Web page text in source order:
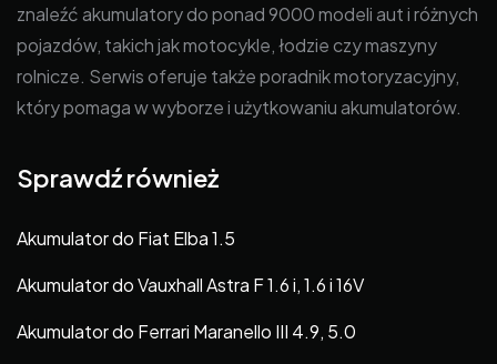
znaleźć akumulatory do ponad 9000 modeli aut i różnych
pojazdów, takich jak motocykle, łodzie czy maszyny
rolnicze. Serwis oferuje także poradnik motoryzacyjny,
który pomaga w wyborze i użytkowaniu akumulatorów.
Sprawdź również
Akumulator do Fiat Elba 1.5
Akumulator do Vauxhall Astra F 1.6 i, 1.6 i 16V
Akumulator do Ferrari Maranello III 4.9, 5.0